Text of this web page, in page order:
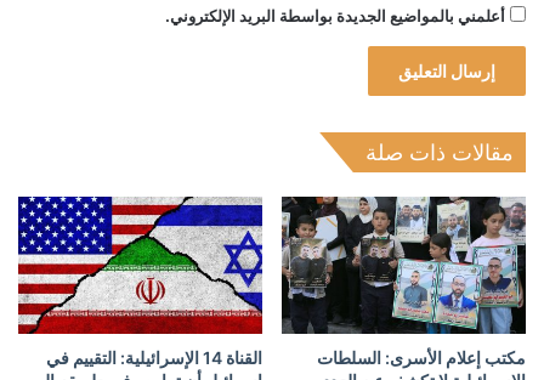
أعلمني بالمواضيع الجديدة بواسطة البريد الإلكتروني.
مقالات ذات صلة
مكتب إعلام الأسرى: السلطات
القناة 14 الإسرائيلية: التقييم في